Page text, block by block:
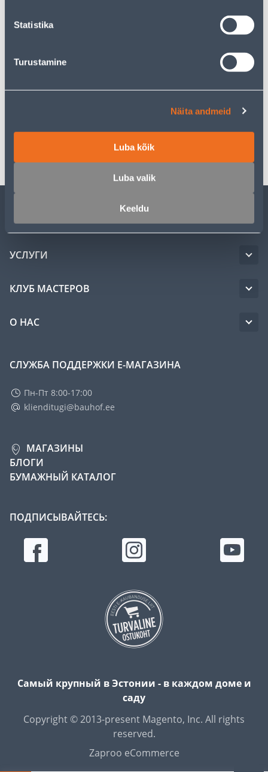
Statistika
Turustamine
Näita andmeid
Luba kõik
Luba valik
Keeldu
Забрать в магазине, с 08.08.2026
ОБСЛУЖИВАНИЕ ЧАСТНЫХ КЛИЕНТОВ
УСЛУГИ
КЛУБ МАСТЕРОВ
О НАС
СЛУЖБА ПОДДЕРЖКИ Е-МАГАЗИНА
Пн-Пт 8:00-17:00
klienditugi@bauhof.ee
МАГАЗИНЫ
БЛОГИ
БУМАЖНЫЙ КАТАЛОГ
ПОДПИСЫВАЙТЕСЬ:
Самый крупный в Эстонии - в каждом доме и
саду
Copyright © 2013-present Magento, Inc. All rights
reserved.
Zaproo eCommerce